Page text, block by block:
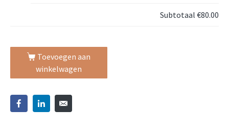
Subtotaal €80.00
Toevoegen aan
winkelwagen